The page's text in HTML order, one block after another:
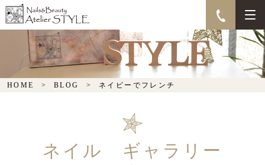
ネイビーでフレンチ
HOME BLOG ネイビーでフレンチ
ネイル ギャラリー